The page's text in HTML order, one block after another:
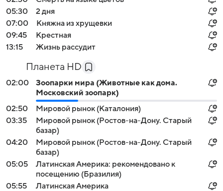
05:30
2 дня
07:00
Княжна из хрущевки
09:45
Крестная
13:15
Жизнь рассудит
Планета HD
02:00
Зоопарки мира (Животные как дома.
Московский зоопарк)
02:50
Мировой рынок (Каталония)
03:35
Мировой рынок (Ростов-на-Дону. Старый
базар)
04:20
Мировой рынок (Ростов-на-Дону. Старый
базар)
05:05
Латинская Америка: рекомендовано к
посещению (Бразилия)
05:55
Латинская Америка